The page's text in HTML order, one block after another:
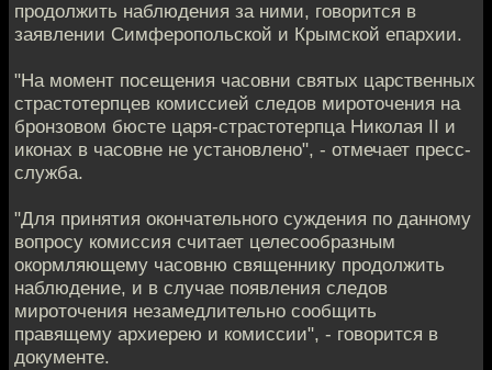
продолжить наблюдения за ними, говорится в
заявлении Симферопольской и Крымской епархии.
"На момент посещения часовни святых царственных
страстотерпцев комиссией следов мироточения на
бронзовом бюсте царя-страстотерпца Николая II и
иконах в часовне не установлено", - отмечает пресс-
служба.
"Для принятия окончательного суждения по данному
вопросу комиссия считает целесообразным
окормляющему часовню священнику продолжить
наблюдение, и в случае появления следов
мироточения незамедлительно сообщить
правящему архиерею и комиссии", - говорится в
документе.